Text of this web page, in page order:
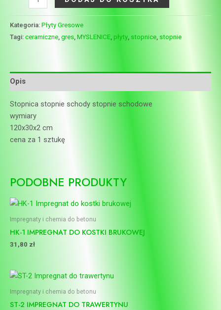
Kategoria: Płyty Gresowe
Tagi: ceramiczne gres MYSLENICE płyty stopnice stopnie
Opis
Stopnica stopnie schody stopnie schodowe
wymiary
120x30x2 cm
cena za 1 sztukę
PODOBNE PRODUKTY
Impregnaty i chemia do betonu
HK-1 IMPREGNAT DO KOSTKI BRUKOWEJ
31,80 zł
Impregnaty i chemia do betonu
ST-2 IMPREGNAT DO TRAWERTYNU